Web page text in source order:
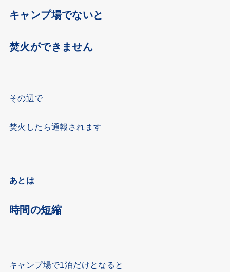
キャンプ場でないと
焚火ができません
その辺で
焚火したら通報されます
あとは
時間の短縮
キャンプ場で1泊だけとなると